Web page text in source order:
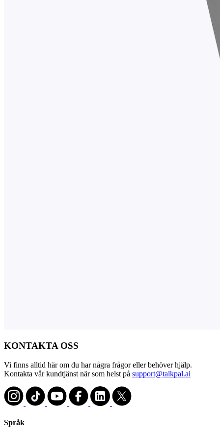
KONTAKTA OSS
Vi finns alltid här om du har några frågor eller behöver hjälp.
Kontakta vår kundtjänst när som helst på support@talkpal.ai
Språk